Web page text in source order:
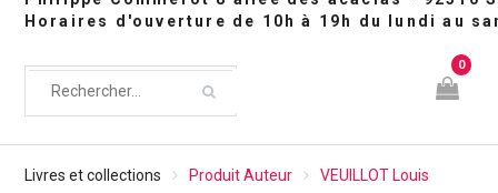
0
Livres et collections Produit Auteur VEUILLOT Louis